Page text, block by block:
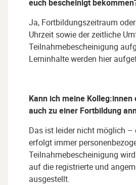
euch bescheinigt
Ja, Fortbildungszeitraum
Uhrzeit sowie der zeitliche
Teilnahmebescheinigung
Lerninhalte werden hier
Kann ich meine Kolleg:innen
auch zu einer Fortbildung
Das ist leider nicht möglich –
erfolgt immer
Teilnahmebescheinigung
auf die registrierte und
ausgestellt.